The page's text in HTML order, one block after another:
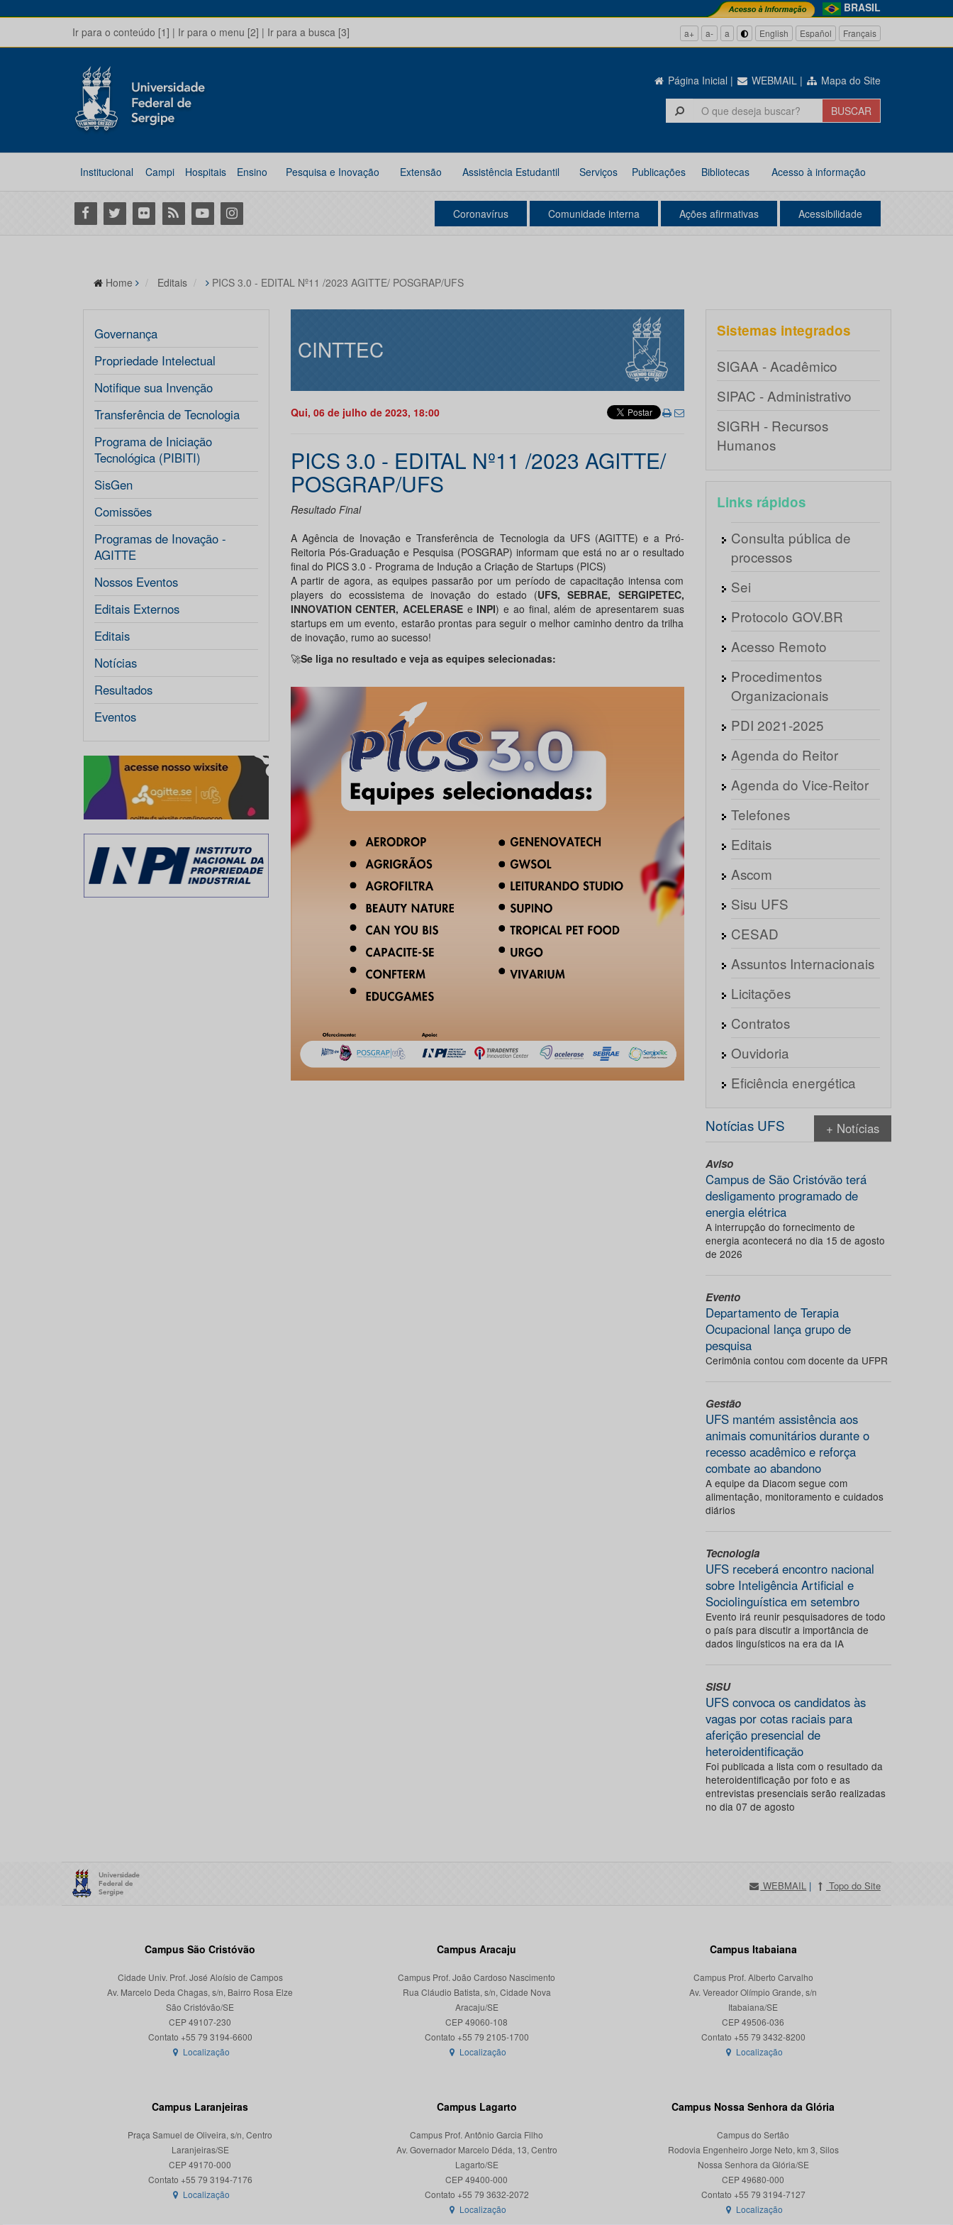
BRASIL
Ir para o conteúdo [1] | Ir para o menu [2] | Ir para a busca [3] a+ a- a English Español Français
Página Inicial | WEBMAIL | Mapa do Site
Institucional Campi Hospitais Ensino Pesquisa e Inovação Extensão Assistência Estudantil Serviços Publicações Bibliotecas Acesso à informação
Facebook
Twitter Flickr RSS YoutubeInstagram Coronavírus Comunidade interna Ações afirmativas Acessibilidade
Home Editais PICS 3.0 - EDITAL Nº11 /2023 AGITTE/ POSGRAP/UFS
Governança
Propriedade Intelectual
Notifique sua Invenção
Transferência de Tecnologia
Programa de Iniciação
Tecnológica (PIBITI)
SisGen
Comissões
Programas de Inovação -
AGITTE
Nossos Eventos
Editais Externos
Editais
Notícias
Resultados
Eventos
CINTTEC
Qui, 06 de julho de 2023, 18:00
PICS 3.0 - EDITAL Nº11 /2023 AGITTE/
POSGRAP/UFS
Resultado Final
A Agência de Inovação e Transferência de Tecnologia da UFS (AGITTE) e a Pró-
Reitoria Pós-Graduação e Pesquisa (POSGRAP) informam que está no ar o resultado
final do PICS 3.0 - Programa de Indução a Criação de Startups (PICS)
A partir de agora, as equipes passarão por um período de capacitação intensa com
players do ecossistema de inovação do estado (UFS, SEBRAE, SERGIPETEC,
INNOVATION CENTER, ACELERASEe INPI) e ao final, além de apresentarem suas
startups em um evento, estarão prontas para seguir o melhor caminho dentro da trilha
de inovação, rumo ao sucesso!
🚀Se liga no resultado e veja as equipes selecionadas:
Sistemas integrados
SIGAA - Acadêmico
SIPAC - Administrativo
SIGRH - Recursos
Humanos
Links rápidos
Consulta pública de
processos
Sei
Protocolo GOV.BR
Acesso Remoto
Procedimentos
Organizacionais
PDI 2021-2025
Agenda do Reitor
Agenda do Vice-Reitor
Telefones
Editais
Ascom
Sisu UFS
CESAD
Assuntos Internacionais
Licitações
Contratos
Ouvidoria
Eficiência energética
Notícias UFS + Notícias
Aviso
Campus de São Cristóvão terá
desligamento programado de
energia elétrica
A interrupção do fornecimento de
energia acontecerá no dia 15 de agosto
de 2026
Evento
Departamento de Terapia
Ocupacional lança grupo de
pesquisa
Cerimônia contou com docente da UFPR
Gestão
UFS mantém assistência aos
animais comunitários durante o
recesso acadêmico e reforça
combate ao abandono
A equipe da Diacom segue com
alimentação, monitoramento e cuidados
diários
Tecnologia
UFS receberá encontro nacional
sobre Inteligência Artificial e
Sociolinguística em setembro
Evento irá reunir pesquisadores de todo
o país para discutir a importância de
dados linguísticos na era da IA
SISU
UFS convoca os candidatos às
vagas por cotas raciais para
aferição presencial de
heteroidentificação
Foi publicada a lista com o resultado da
heteroidentificação por foto e as
entrevistas presenciais serão realizadas
no dia 07 de agosto
WEBMAIL | Topo do Site
Campus São Cristóvão
Cidade Univ. Prof. José Aloísio de Campos
Av. Marcelo Deda Chagas, s/n, Bairro Rosa Elze
São Cristóvão/SE
CEP 49107-230
Localização
Campus Aracaju
Campus Prof. João Cardoso Nascimento
Rua Cláudio Batista, s/n, Cidade Nova
Aracaju/SE
CEP 49060-108
Localização
Campus Itabaiana
Campus Prof. Alberto Carvalho
Av. Vereador Olímpio Grande, s/n
Itabaiana/SE
CEP 49506-036
Localização
Campus Laranjeiras
Praça Samuel de Oliveira, s/n, Centro
Laranjeiras/SE
CEP 49170-000
Localização
Campus Lagarto
Campus Prof. Antônio Garcia Filho
Av. Governador Marcelo Déda, 13, Centro
Lagarto/SE
CEP 49400-000
Localização
Campus Nossa Senhora da Glória
Campus do Sertão
Rodovia Engenheiro Jorge Neto, km 3, Silos
Nossa Senhora da Glória/SE
CEP 49680-000
Contato +55 79 3194-7127
Localização